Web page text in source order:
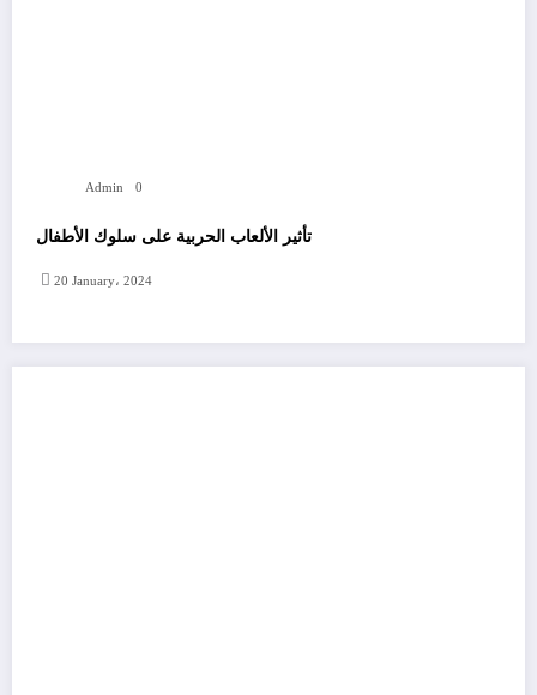
Admin 0
تأثير الألعاب الحربية على سلوك الأطفال
20 January، 2024